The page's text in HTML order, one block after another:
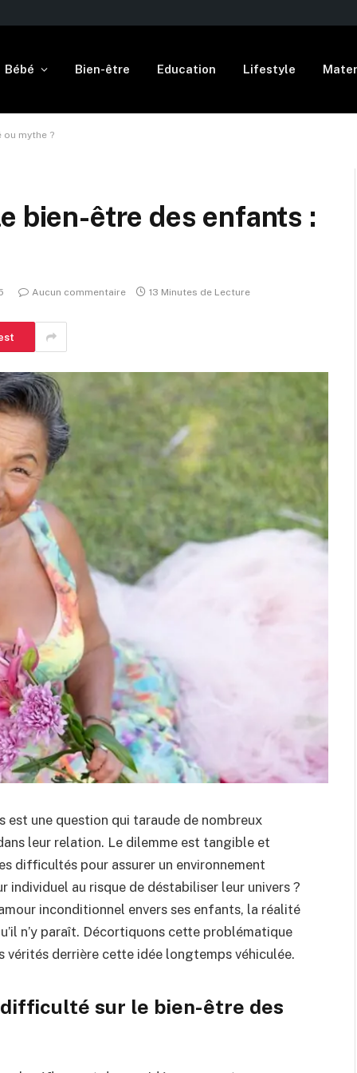
Bébé Bien-être Education Lifestyle
mythe ?
bien-être des enfants :
Aucun commentaire 13 Minutes de Lecture
une question qui taraude de nombreux
leur relation. Le dilemme est tangible et
difficultés pour assurer un environnement
au risque de déstabiliser leur univers ?
inconditionnel envers ses enfants, la réalité
n’y paraît. Décortiquons cette problématique
derrière cette idée longtemps véhiculée.
difficulté sur le bien-être des